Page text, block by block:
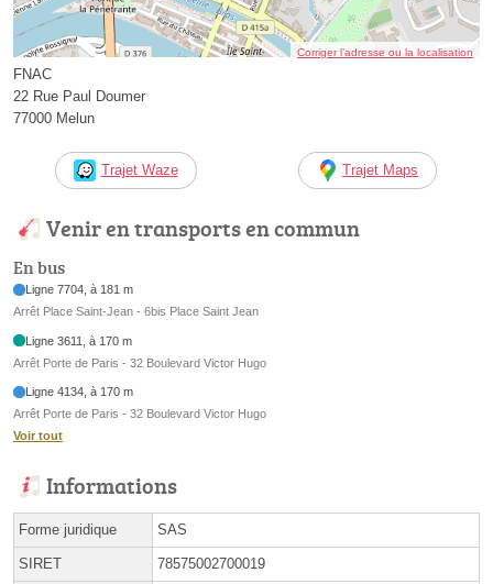
Corriger l’adresse ou la localisation
FNAC
22 Rue Paul Doumer
77000 Melun
Trajet Waze Trajet Maps
Venir en transports en commun
En bus
Ligne 7704, à 181 m
Arrêt Place Saint-Jean - 6bis Place Saint Jean
Ligne 3611, à 170 m
Arrêt Porte de Paris - 32 Boulevard Victor Hugo
Ligne 4134, à 170 m
Arrêt Porte de Paris - 32 Boulevard Victor Hugo
Voir tout
Informations
Forme juridique SAS
SIRET 78575002700019